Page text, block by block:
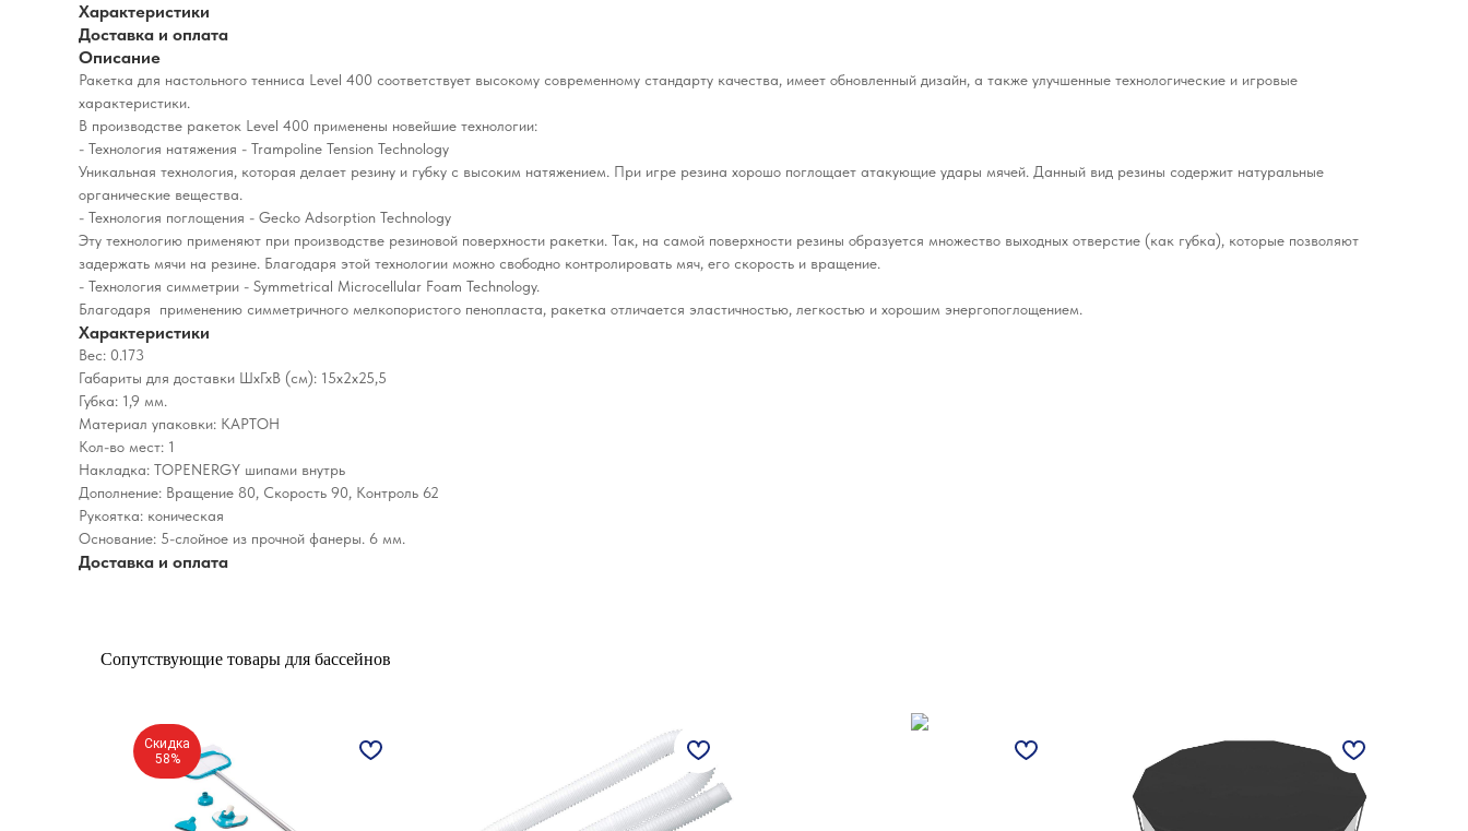
Характеристики
Доставка и оплата
Описание
Ракетка для настольного тенниса Level 400 соответствует высокому современному стандарту качества, имеет обновленный дизайн, а также улучшенные технологические и игровые
характеристики.
В производстве ракеток Level 400 применены новейшие технологии:
- Технология натяжения - Trampoline Tension Technology
Уникальная технология, которая делает резину и губку с высоким натяжением. При игре резина хорошо поглощает атакующие удары мячей. Данный вид резины содержит натуральные
органические вещества.
- Технология поглощения - Gecko Adsorption Technology
Эту технологию применяют при производстве резиновой поверхности ракетки. Так, на самой поверхности резины образуется множество выходных отверстие (как губка), которые позволяют
задержать мячи на резине. Благодаря этой технологии можно свободно контролировать мяч, его скорость и вращение.
- Технология симметрии - Symmetrical Microcellular Foam Technology.
Благодаря применению симметричного мелкопористого пенопласта, ракетка отличается эластичностью, легкостью и хорошим энергопоглощением.
Характеристики
Вес: 0.173
Габариты для доставки ШхГхВ (см): 15х2х25,5
Губка: 1,9 мм.
Материал упаковки: КАРТОН
Кол-во мест: 1
Накладка: TOPENERGY шипами внутрь
Дополнение: Вращение 80, Скорость 90, Контроль 62
Рукоятка: коническая
Основание: 5-слойное из прочной фанеры. 6 мм.
Доставка и оплата
Сопутствующие товары для бассейнов
Скидка
58%